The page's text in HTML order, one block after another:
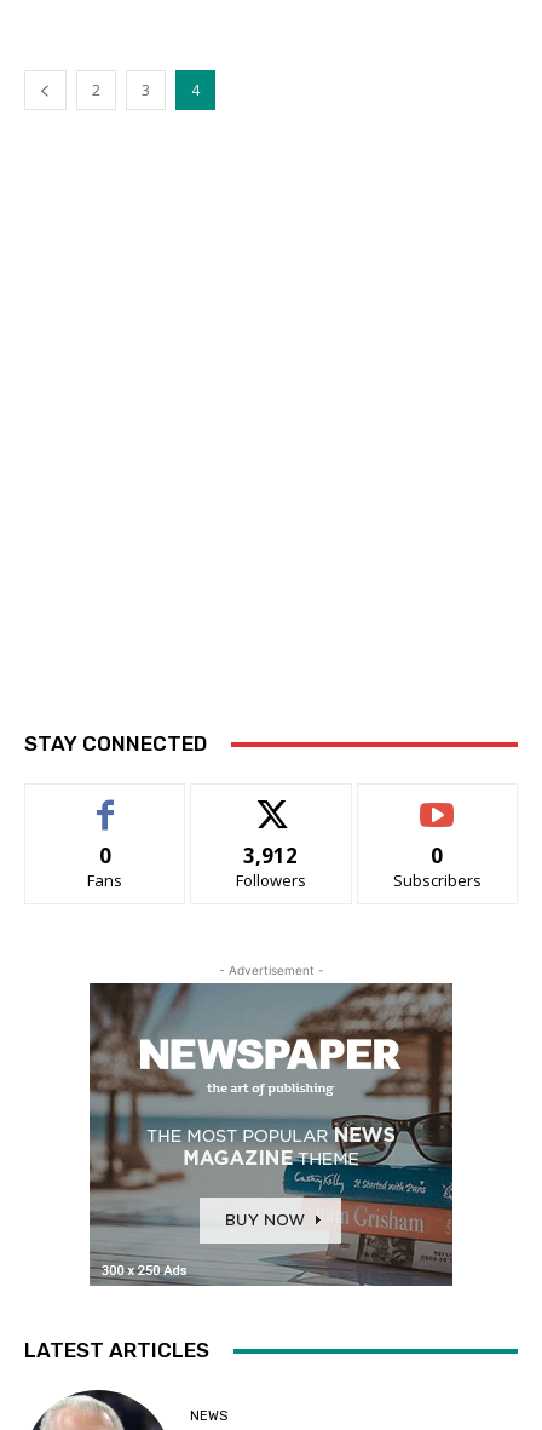
2 3 4
STAY CONNECTED
0
Fans
3,912
Followers
0
Subscribers
- Advertisement -
LATEST ARTICLES
NEWS